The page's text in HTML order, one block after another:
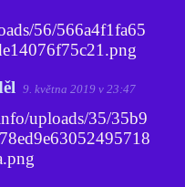
56/566a4f1fa65
9. května 2019 v 23:47
uploads/35/35b9